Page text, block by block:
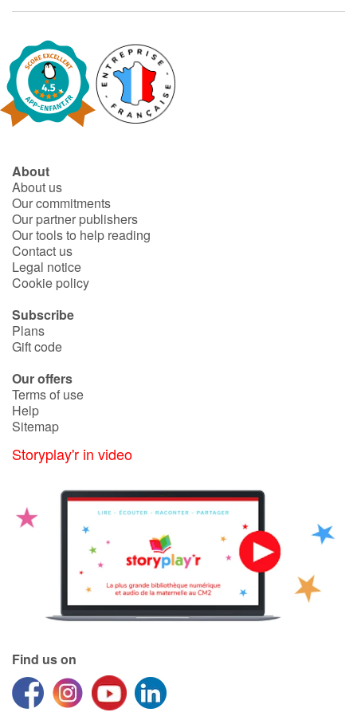
Blog
Learn french with Storyplay'r
French book lists for children
Activities and workshops
Dyslexia and reading disorders
About
About us
Our commitments
Our partner publishers
Our tools to help reading
Contact us
Legal notice
Cookie policy
Subscribe
Plans
Gift code
Our offers
Terms of use
Help
Sitemap
Storyplay'r in video
Find us on